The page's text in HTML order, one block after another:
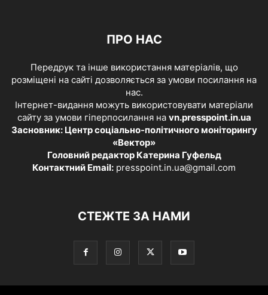
ПРО НАС
Передрук та інше використання матеріалів, що
розміщені на сайті дозволяється за умови посилання на
нас.
Інтернет-видання можуть використовувати матеріали
сайту за умови гіперпосилання на vn.presspoint.in.ua
Засновник: Центр соціально-політичного моніторингу
«Вектор»
Головний редактор Катерина Гуфельд
Контактний Email: presspoint.in.ua@gmail.com
СТЕЖТЕ ЗА НАМИ